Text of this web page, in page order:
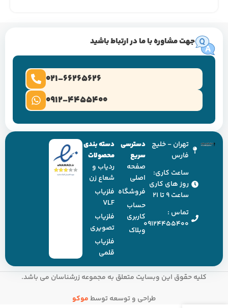
جهت مشاوره با ما در ارتباط باشید
0912-4455400
021-66265626
تهران - خلیج
فارس
ساعت کاری:
روز های کاری
ساعت ۹ تا ۲۱
تماس :
09124455400
دسترسی
سریع
صفحه
اصلی
فروشگاه
حساب
کاربری
وبلاک
دسته بندی
محصولات
ردیاب و
شعاع زن
فلزیاب
VLF
فلزیاب
تصویری
فلزیاب
قلمی
کلیه حقوق این وبسایت متعلق به مجموعه زرشناسان می باشد.
طراحی و توسعه توسطموکو